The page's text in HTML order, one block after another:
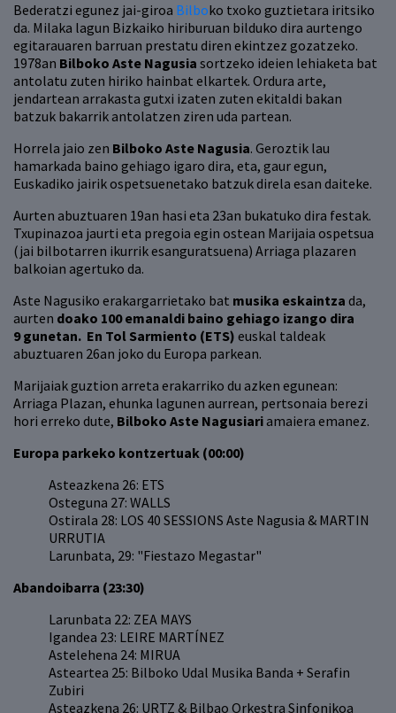
Bederatzi egunez jai-giroa Bilboko txoko guztietara iritsiko
da. Milaka lagun Bizkaiko hiriburuan bilduko dira aurtengo
egitarauaren barruan prestatu diren ekintzez gozatzeko.
1978an Bilboko Aste Nagusia sortzeko ideien lehiaketa bat
antolatu zuten hiriko hainbat elkartek. Ordura arte,
jendartean arrakasta gutxi izaten zuten ekitaldi bakan
batzuk bakarrik antolatzen ziren uda partean.
Horrela jaio zen Bilboko Aste Nagusia. Geroztik lau
hamarkada baino gehiago igaro dira, eta, gaur egun,
Euskadiko jairik ospetsuenetako batzuk direla esan daiteke.
Aurten abuztuaren 19an hasi eta 23an bukatuko dira festak.
Txupinazoa jaurti eta pregoia egin ostean Marijaia ospetsua
(jai bilbotarren ikurrik esanguratsuena) Arriaga plazaren
balkoian agertuko da.
Aste Nagusiko erakargarrietako bat musika eskaintza da,
aurten doako 100 emanaldi baino gehiago izango dira
9 gunetan. En Tol Sarmiento (ETS) euskal taldeak
abuztuaren 26an joko du Europa parkean.
Marijaiak guztion arreta erakarriko du azken egunean:
Arriaga Plazan, ehunka lagunen aurrean, pertsonaia berezi
hori erreko dute, Bilboko Aste Nagusiariamaiera emanez.
Europa parkeko kontzertuak (00:00)
Asteazkena 26: ETS
Osteguna 27: WALLS
Ostirala 28: LOS 40 SESSIONS Aste Nagusia & MARTIN
URRUTIA
Larunbata, 29: "Fiestazo Megastar"
Abandoibarra (23:30)
Larunbata 22: ZEA MAYS
Igandea 23: LEIRE MARTÍNEZ
Astelehena 24: MIRUA
Asteartea 25: Bilboko Udal Musika Banda + Serafin
Zubiri
Asteazkena 26: URTZ & Bilbao Orkestra Sinfonikoa